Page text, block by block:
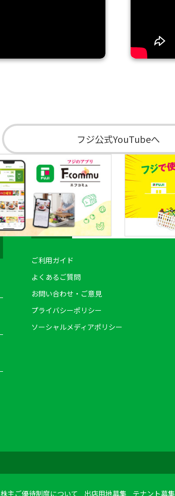
フジ公式YouTubeへ
ご利用ガイド
よくあるご質問
お問い合わせ・ご意見
プライバシーポリシー
ソーシャルメディアポリシー
株主ご優待制度について 出店用地募集 テナント募集